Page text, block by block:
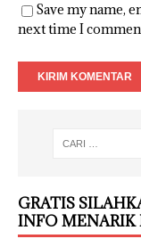
Save my name,
next time I
GRATIS
INFO MENARIK